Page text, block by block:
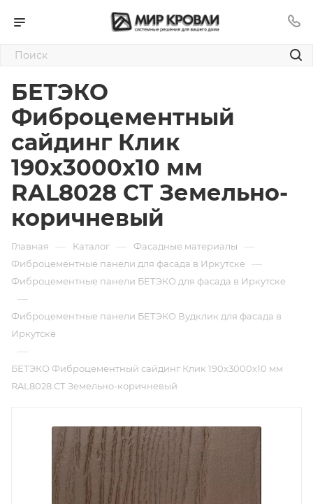
БЕТЭКО
Фиброцементный
сайдинг Клик
190х3000х10 мм
RAL8028 СТ Земельно-
коричневый
Главная — Каталог — Фасадные материалы —
Фиброцементные панели для фасада в Иркутске —
Фиброцементные панели БЕТЭКО для фасада в Иркутске
—
Фиброцементные панели БЕТЭКО Вудклик для фасада в
Иркутске
—
БЕТЭКО Фиброцементный сайдинг Клик 190х3000х10 мм
RAL8028 СТ Земельно-коричневый